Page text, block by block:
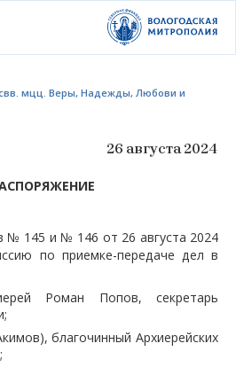
мцц. Веры, Надежды, Любови и
26 августа 2024
№ 145 и № 146 от 26 августа 2024
по приемке-передаче дел в
Роман Попов, секретарь
благочинный Архиерейских